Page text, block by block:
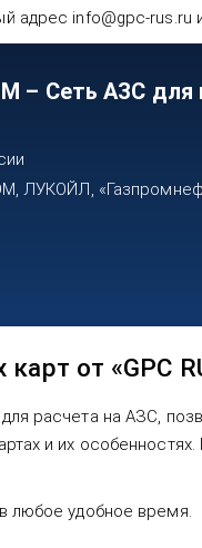
адрес info@gpc-
– Сеть АЗС для
ЛУКОЙЛ,
от «GPC
расчета на АЗС,
и их
любое удобное время.